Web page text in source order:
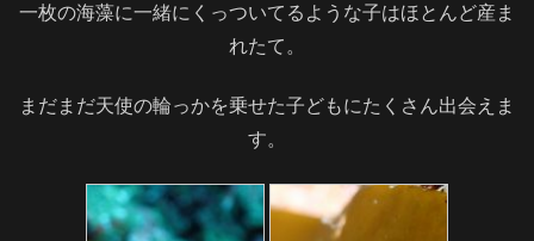
一枚の海藻に一緒にくっついてるような子はほとんど産ま
れたて。
まだまだ天使の輪っかを乗せた子どもにたくさん出会えま
す。